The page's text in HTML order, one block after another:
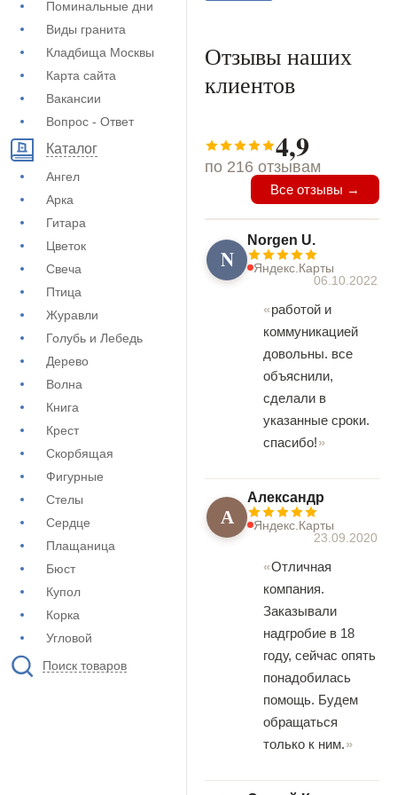
Поминальные дни
Виды гранита
Кладбища Москвы
Карта сайта
Вакансии
Вопрос - Ответ
Каталог
Ангел
Арка
Гитара
Цветок
Свеча
Птица
Журавли
Голубь и Лебедь
Дерево
Волна
Книга
Крест
Скорбящая
Фигурные
Стелы
Сердце
Плащаница
Бюст
Купол
Корка
Угловой
Поиск товаров
Отзывы наших
клиентов
4,9
по 216 отзывам
Все отзывы →
N
Norgen U.
Яндекс.Карты
06.10.2022
работой и
коммуникацией
довольны. все
объяснили,
сделали в
указанные сроки.
спасибо!
А
Александр
Яндекс.Карты
23.09.2020
Отличная
компания.
Заказывали
надгробие в 18
году, сейчас опять
понадобилась
помощь. Будем
обращаться
только к ним.